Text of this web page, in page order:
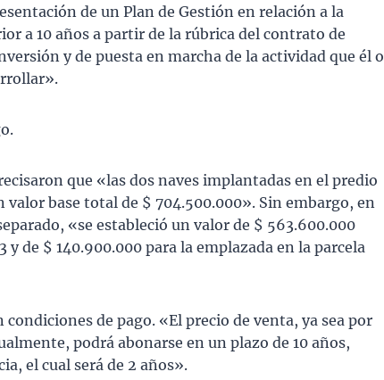
de un Plan de Gestión en relación a la
a 10 años a partir de la rúbrica del contrato de
y de puesta en marcha de la actividad que él o
que «las dos naves implantadas en el predio
valor base total de $ 704.500.000». Sin embargo, en
«se estableció un valor de $ 563.600.000
y de $ 140.900.000 para la emplazada en la parcela
condiciones de pago. «El precio de venta, ya sea por
podrá abonarse en un plazo de 10 años,
el cual será de 2 años».